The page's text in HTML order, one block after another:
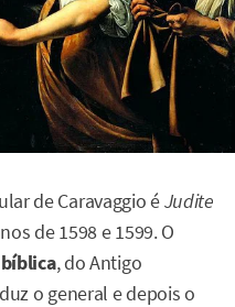
de Caravaggio éJudite
de 1598 e 1599. O
, do Antigo
o general e depois o